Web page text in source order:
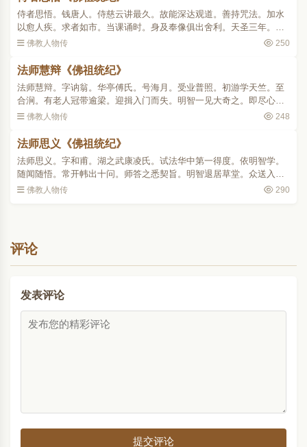
侍者思悟。钱唐人。侍慈云讲最久。故能深达观道。善持咒法。加水
以愈人疾。求者如市。当课诵时。身及奉像俱出舍利。天圣三年。慈
云欲以智者教卷求入藏。文穆王公将闻之朝。悟曰。此非常事也。小
佛教人物传 250
法师慧辩《佛祖统纪》
法师慧辩。字讷翁。华亭傅氏。号海月。受业普照。初游学天竺。至
合涧。有老人冠带逾梁。迎揖入门而失。明智一见大奇之。即尽心学
教观。明智将老。命居第一座以代讲。一夕梦章安以金篦击其口曰。
佛教人物传 248
法师思义《佛祖统纪》
法师思义。字和甫。湖之武康凌氏。试法华中第一得度。依明智学。
随闻随悟。常开帏出十问。师答之悉契旨。明智退居草堂。众送入
室。既散师犹侍右。智曰。汝适何见。答曰。见大众拜而退。智曰。
佛教人物传 290
评论
发表评论
提交评论